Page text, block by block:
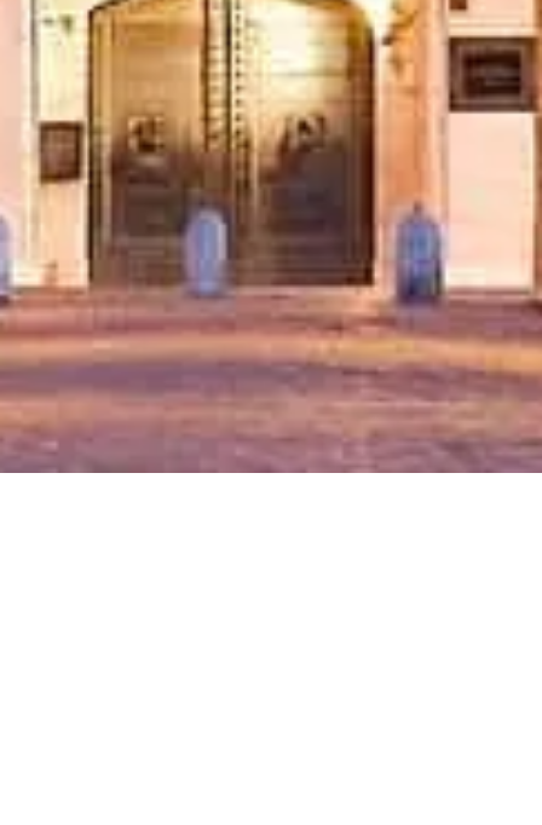
Návštěvní doba
Co vidět
Právní
Právní informace
O nás
Ochrana osobních údajů
Zásady používání cookies
Mapa stránek
Vytvořeno s ❤️ pro cestovatele a milovníky historie po celém světě
někým, jako jsou oni.
Váš osobní průvodce pro Castel Sant'Angelo. Zeptejte se na
vstupenky, otevírací dobu a další!